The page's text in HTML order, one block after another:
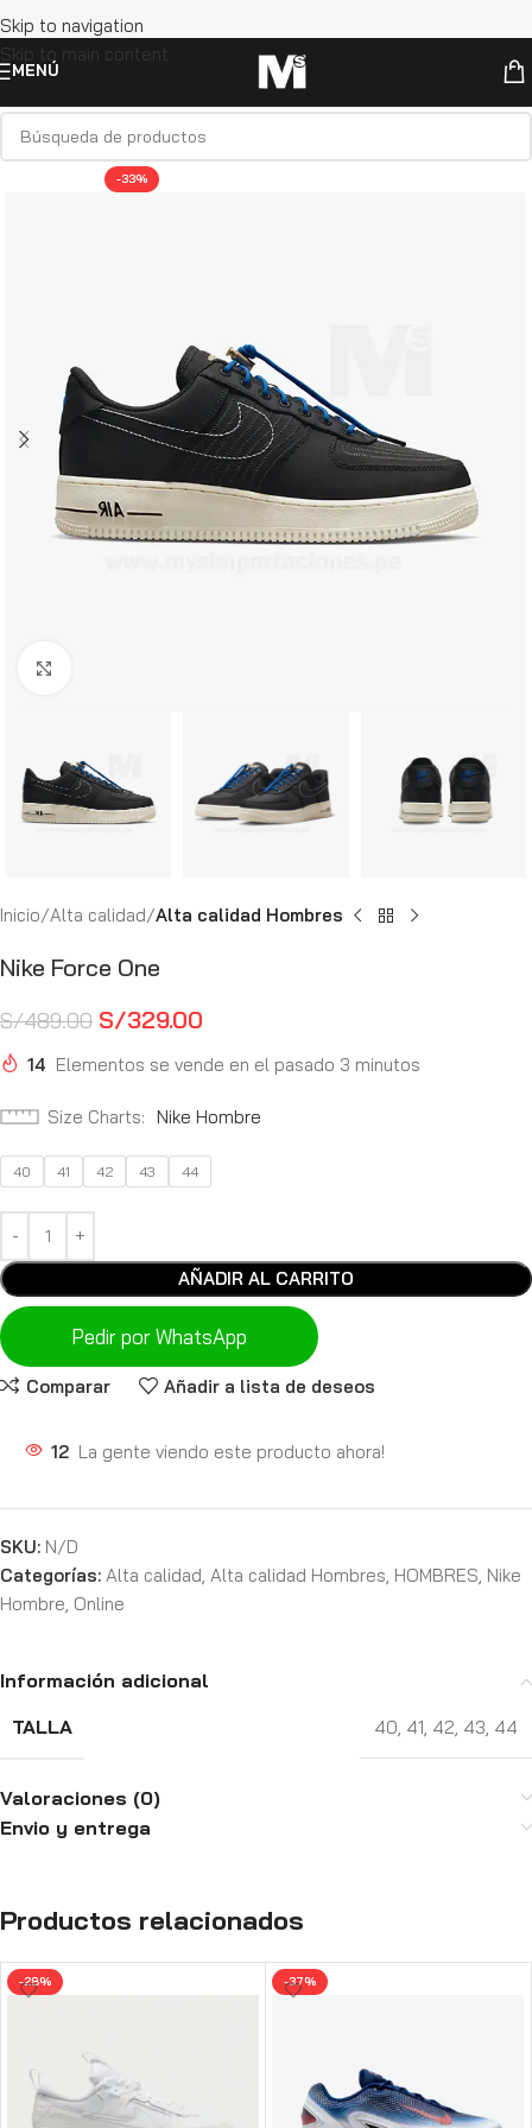
Skip to navigation
Skip to main content
MENÚ
-33%
Inicio Alta calidad Alta calidad Hombres
Nike Force One
S/489.00 S/329.00
14 Elementos se vende en el pasado 3 minutos
Size Charts Nike Hombre
40 41 42 43 44
AÑADIR AL CARRITO
Pedir por WhatsApp
Comparar Añadir a lista de deseos
12 La gente viendo este producto ahora!
SKU: N/D
Categorías: Alta calidad, Alta calidad Hombres, HOMBRES, Nike
Hombre, Online
Información adicional
TALLA
40, 41, 42, 43, 44
Valoraciones (0)
Envio y entrega
Productos relacionados
-28% -37%